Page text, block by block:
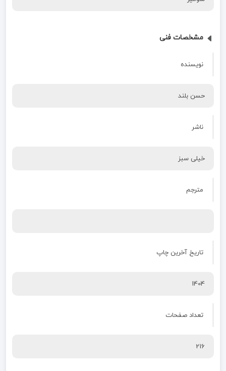
مشخصات فنی
نویسنده
حسن بلند
ناشر
خیلی سبز
مترجم
تاریخ آخرین چاپ
1404
تعداد صفحات
216